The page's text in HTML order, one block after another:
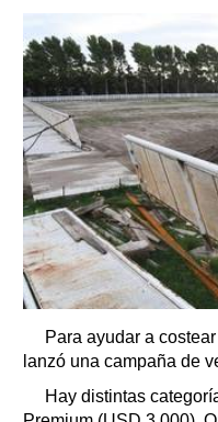
Para ayudar a
lanzó una campaña de
Hay distintas